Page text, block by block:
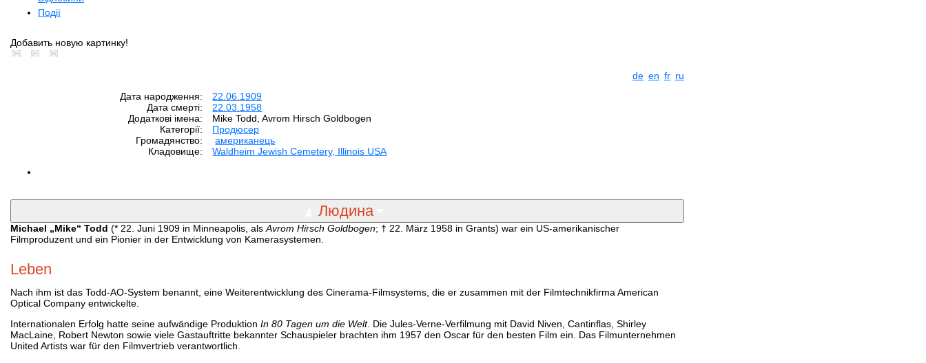
Події
Добавить новую картинку!
de en fr ru
Дата народження:
22.06.1909
Дата смерті:
22.03.1958
Додаткові імена:
Mike Todd, Avrom Hirsch Goldbogen
Категорії:
Продюсер
Громадянство:
американець
Кладовище:
Waldheim Jewish Cemetery, Illinois USA
Людина
Michael „Mike“ Todd (* 22. Juni 1909 in Minneapolis, als Avrom Hirsch Goldbogen; † 22. März 1958 in Grants) war ein US-amerikanischer
Filmproduzent und ein Pionier in der Entwicklung von Kamerasystemen.
Leben
Nach ihm ist das Todd-AO-System benannt, eine Weiterentwicklung des Cinerama-Filmsystems, die er zusammen mit der Filmtechnikfirma American
Optical Company entwickelte.
Internationalen Erfolg hatte seine aufwändige Produktion In 80 Tagen um die Welt. Die Jules-Verne-Verfilmung mit David Niven, Cantinflas, Shirley
MacLaine, Robert Newton sowie viele Gastauftritte bekannter Schauspieler brachten ihm 1957 den Oscar für den besten Film ein. Das Filmunternehmen
United Artists war für den Filmvertrieb verantwortlich.